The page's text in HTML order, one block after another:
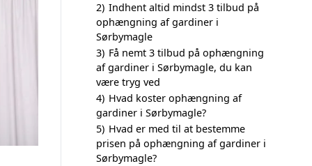
2) Indhent altid mindst 3 tilbud på
ophængning af gardiner i
Sørbymagle
3) Få nemt 3 tilbud på ophængning
af gardiner i Sørbymagle, du kan
være tryg ved
4) Hvad koster ophængning af
gardiner i Sørbymagle?
5) Hvad er med til at bestemme
prisen på ophængning af gardiner i
Sørbymagle?